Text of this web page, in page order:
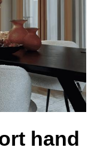
hand